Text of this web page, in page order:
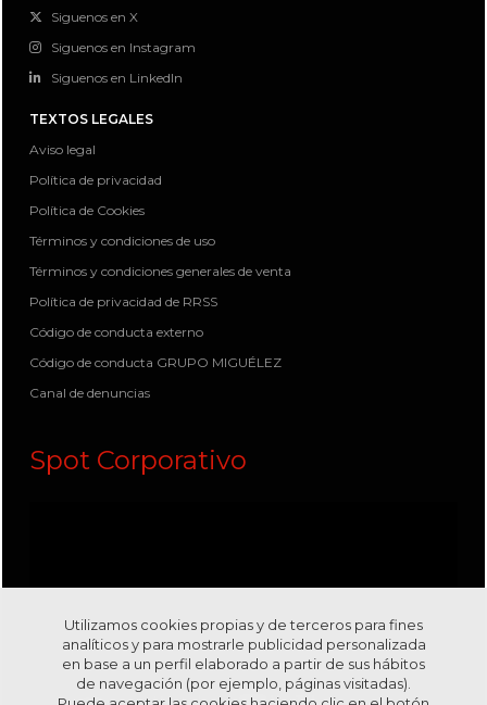
Siguenos en X
Siguenos en Instagram
Siguenos en LinkedIn
TEXTOS LEGALES
Aviso legal
Política de privacidad
Política de Cookies
Términos y condiciones de uso
Términos y condiciones generales de venta
Política de privacidad de RRSS
Código de conducta externo
Código de conducta GRUPO MIGUÉLEZ
Canal de denuncias
Spot Corporativo
Utilizamos cookies propias y de terceros para fines
analíticos y para mostrarle publicidad personalizada
en base a un perfil elaborado a partir de sus hábitos
de navegación (por ejemplo, páginas visitadas).